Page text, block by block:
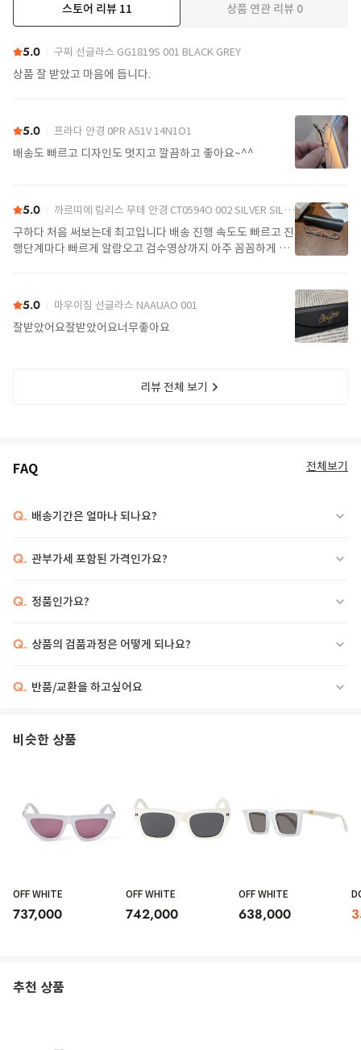
스토어 리뷰 11 상품 연관 리뷰 0
5.0 구찌 선글라스 GG1819S 001 BLACK GREY
상품 잘 받았고 마음에 듭니다.
5.0 프라다 안경 0PR A51V 14N1O1
배송도 빠르고 디자인도 멋지고 깔끔하고 좋아요~^^
5.0 까르띠에 림리스 무테 안경 CT0594O 002 SILVER SILVER TRANSPARENT
구하다 처음 써보는데 최고입니다 배송 진행 속도도 빠르고 진
행단계마다 빠르게 알람오고 검수영상까지 아주 꼼꼼하게 찍
5.0 마우이짐 선글라스 NAAUAO 001
잘받았어요잘받았어요너무좋아요
리뷰 전체 보기
FAQ 전체보기
Q. 배송기간은 얼마나 되나요?
Q. 관부가세 포함된 가격인가요?
Q. 정품인가요?
Q. 상품의 검품과정은 어떻게 되나요?
Q. 반품/교환을 하고싶어요
비슷한 상품
OFF WHITE
737,000
OFF WHITE
742,000
OFF WHITE
638,000
추천 상품